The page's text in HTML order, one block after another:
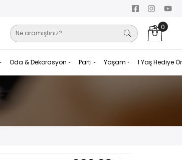
0
Oda & Dekorasyon Parti Yaşam 1 Yaş Hediye